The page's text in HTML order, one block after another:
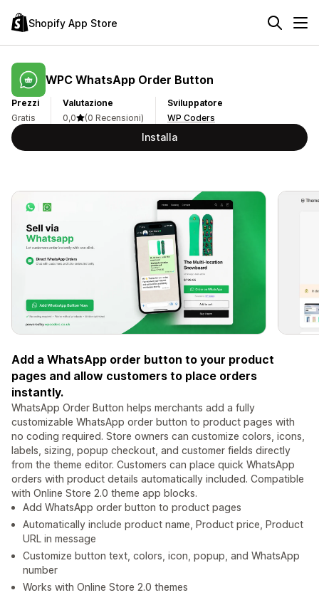
Shopify App Store
WPC WhatsApp Order Button
Prezzi
Gratis
Valutazione
0,0
(0 Recensioni)
Sviluppatore
WP Coders
Installa
Add a WhatsApp order button to your product
pages and allow customers to place orders
instantly.
WhatsApp Order Button helps merchants add a fully
customizable WhatsApp order button to product pages with
no coding required. Store owners can customize colors, icons,
labels, sizing, popup checkout, and customer fields directly
from the theme editor. Customers can place quick WhatsApp
orders with product details automatically included. Compatible
with Online Store 2.0 theme app blocks.
Add WhatsApp order button to product pages
Automatically include product name, Product price, Product
URL in message
Customize button text, colors, icon, popup, and WhatsApp
number
Works with Online Store 2.0 themes